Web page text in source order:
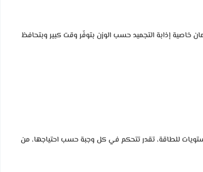
خاصية إذابة التجميد حسب الوزن بتوفّر وقت كبير وبتحافظ
1450 وات وشواية قوية 1200 وات، ميكروويف بلت ان جورينييه بيقدّم أداء سريع وفعّال يخليك تنجز أكلك في وقت أقل. ومع وجود 5 مستويات للطاقة، تقدر تتحكم في كل وجبة حسب احتياجها، من